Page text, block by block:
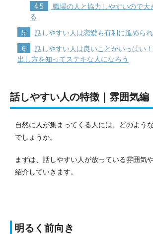
4.5
職場の人と協力しやすいので大
る
5 話しやすい人は恋愛も有利に進めら
6
話しやすい人は良いことがいっぱい
出し方を知ってステキな人になろう
話しやすい人の特徴｜雰囲気編
自然に人が集まってくる人には、どのよう
でしょうか。
まずは、話しやすい人が放っている雰囲気
紹介していきます。
明るく前向き